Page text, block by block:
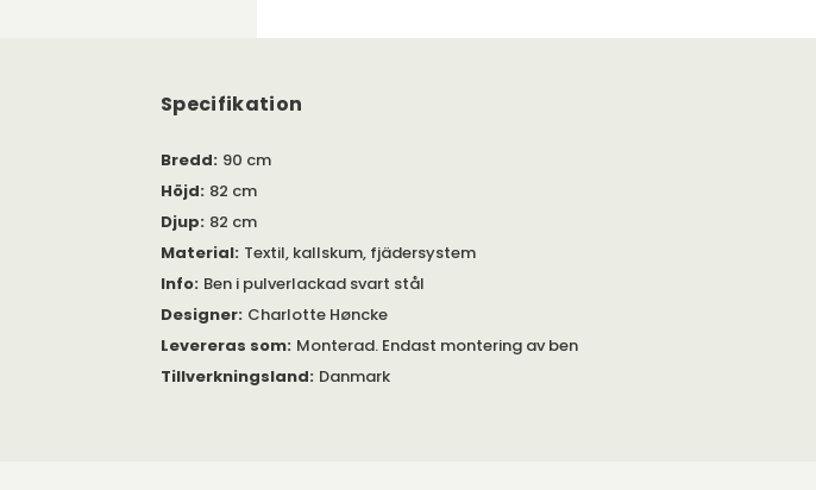
Specifikation
Bredd: 90 cm
Höjd: 82 cm
Djup: 82 cm
Material: Textil, kallskum, fjädersystem
Info: Ben i pulverlackad svart stål
Designer: Charlotte Høncke
Levereras som: Monterad. Endast montering av ben
Tillverkningsland: Danmark